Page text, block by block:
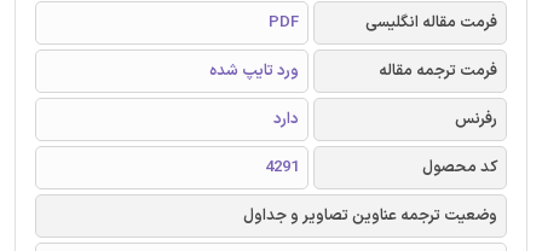
فرمت مقاله انگلیسی
PDF
فرمت ترجمه مقاله
ورد تایپ شده
رفرنس
دارد
کد محصول
4291
وضعیت ترجمه عناوین تصاویر و جداول